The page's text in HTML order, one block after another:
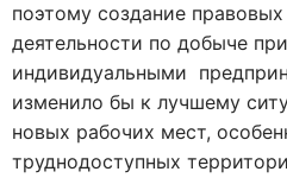
поэтому создание
деятельности по добыче
индивидуальными
изменило бы к лучшему
новых рабочих мест,
труднодоступных